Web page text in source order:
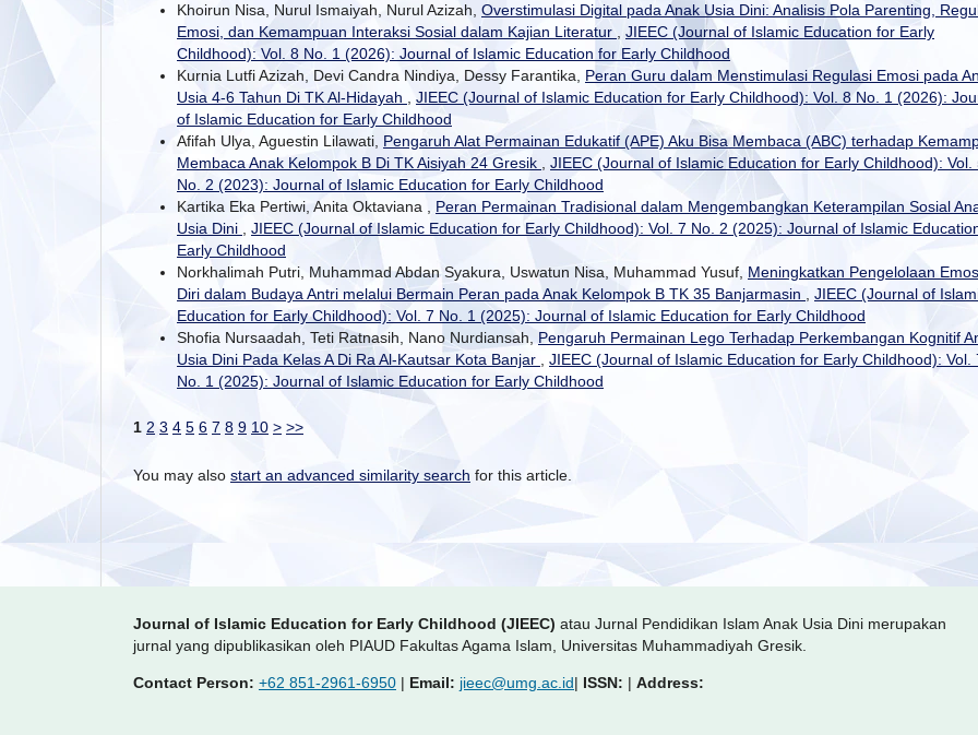
Khoirun Nisa, Nurul Ismaiyah, Nurul Azizah, Overstimulasi Digital pada Anak Usia Dini: Analisis Pola Parenting,
Emosi, dan Kemampuan Interaksi Sosial dalam Kajian Literatur
JIEEC (Journal of Islamic Education for Early
Childhood): Vol. 8 No. 1 (2026): Journal of Islamic Education for Early Childhood
Kurnia Lutfi Azizah, Devi Candra Nindiya, Dessy Farantika, Peran Guru dalam Menstimulasi Regulasi Emosi pada
Usia 4-6 Tahun Di TK Al-Hidayah
JIEEC (Journal of Islamic Education for Early Childhood): Vol. 8 No. 1 (2026):
of Islamic Education for Early Childhood
Afifah Ulya, Aguestin Lilawati, Pengaruh Alat Permainan Edukatif (APE) Aku Bisa Membaca (ABC) terhadap
Membaca Anak Kelompok B Di TK Aisiyah 24 Gresik
JIEEC (Journal of Islamic Education for Early Childhood): Vol.
No. 2 (2023): Journal of Islamic Education for Early Childhood
Kartika Eka Pertiwi, Anita Oktaviana , Peran Permainan Tradisional dalam Mengembangkan Keterampilan Sosial
Usia Dini
JIEEC (Journal of Islamic Education for Early Childhood): Vol. 7 No. 2 (2025): Journal of Islamic
Early Childhood
Norkhalimah Putri, Muhammad Abdan Syakura, Uswatun Nisa, Muhammad Yusuf, Meningkatkan Pengelolaan
Diri dalam Budaya Antri melalui Bermain Peran pada Anak Kelompok B TK 35 Banjarmasin
JIEEC (Journal of
Education for Early Childhood): Vol. 7 No. 1 (2025): Journal of Islamic Education for Early Childhood
Shofia Nursaadah, Teti Ratnasih, Nano Nurdiansah, Pengaruh Permainan Lego Terhadap Perkembangan Kognitif
Usia Dini Pada Kelas A Di Ra Al-Kautsar Kota Banjar
JIEEC (Journal of Islamic Education for Early Childhood): Vol.
No. 1 (2025): Journal of Islamic Education for Early Childhood
1 2 3 4 5 6 7 8 9 10 > >>
You may also start an advanced similarity search for this article.
Journal of Islamic Education for Early Childhood (JIEEC) atau Jurnal Pendidikan Islam Anak Usia Dini merupakan
jurnal yang dipublikasikan oleh PIAUD Fakultas Agama Islam, Universitas Muhammadiyah Gresik.
Contact Person: +62 851-2961-6950 | Email: jieec@umg.ac.id| ISSN: | Address: